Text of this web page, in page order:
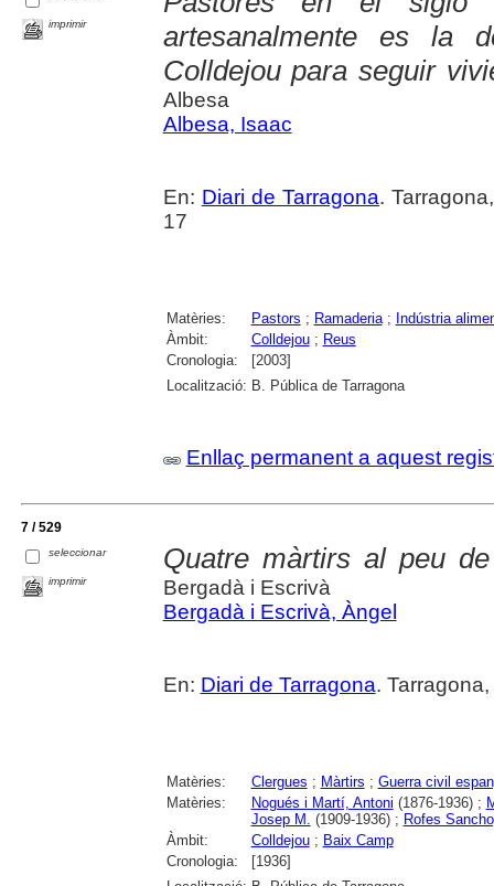
imprimir
artesanalmente es la
Colldejou para seguir
Albesa
Albesa, Isaac
En: Diari de Tarragona.
17
Matèries: Pastors ; Ramaderia; Indústria
Àmbit:
Colldejou; Reus
Cronologia:
[2003]
Localització: B. Pública de Tarragona
Enllaç permanent a aquest
7 / 529
seleccionar
imprimir
Quatre màrtirs al peu
Bergadà i Escrivà
Bergadà i Escrivà, Àngel
En: Diari de Tarragona.
Matèries: Clergues ; Màrtirs ; Guerra civil
Matèries:
Nogués i Martí, Antoni (1876-1936) ;
Josep M. (1909-1936) ; Rofes
Àmbit:
Colldejou; Baix Camp
Cronologia:
[1936]